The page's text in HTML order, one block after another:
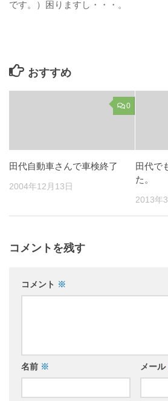
です。）困りますし・・・。
おすすめ
0
田代自動車さんで車検終了
2004年12月13日
田代で
た。
2013年
コメントを残す
コメント ※
名前 ※ メール